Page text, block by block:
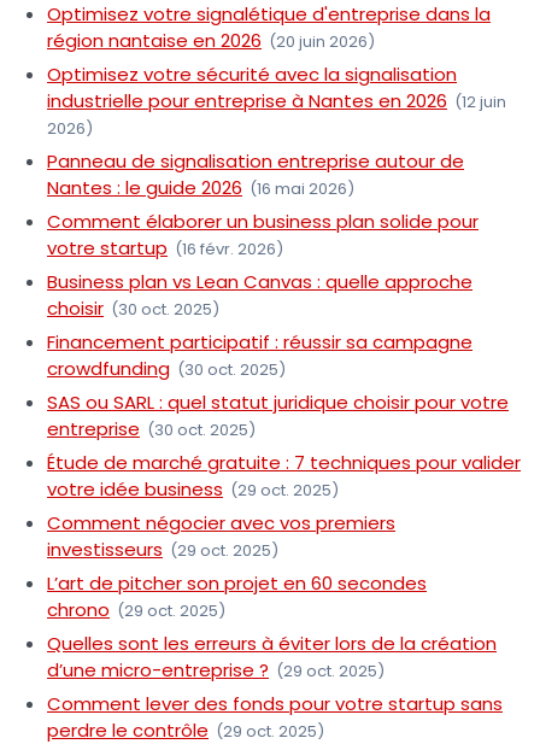
Optimisez votre signalétique d'entreprise dans la
région nantaise en 2026 (20 juin 2026)
Optimisez votre sécurité avec la signalisation
industrielle pour entreprise à Nantes en 2026 (12 juin
2026)
Panneau de signalisation entreprise autour de
Nantes : le guide 2026 (16 mai 2026)
Comment élaborer un business plan solide pour
votre startup (16 févr. 2026)
Business plan vs Lean Canvas : quelle approche
choisir (30 oct. 2025)
Financement participatif : réussir sa campagne
crowdfunding (30 oct. 2025)
SAS ou SARL : quel statut juridique choisir pour votre
entreprise (30 oct. 2025)
Étude de marché gratuite : 7 techniques pour valider
votre idée business (29 oct. 2025)
Comment négocier avec vos premiers
investisseurs (29 oct. 2025)
L’art de pitcher son projet en 60 secondes
chrono (29 oct. 2025)
Quelles sont les erreurs à éviter lors de la création
d’une micro-entreprise ? (29 oct. 2025)
Comment lever des fonds pour votre startup sans
perdre le contrôle (29 oct. 2025)